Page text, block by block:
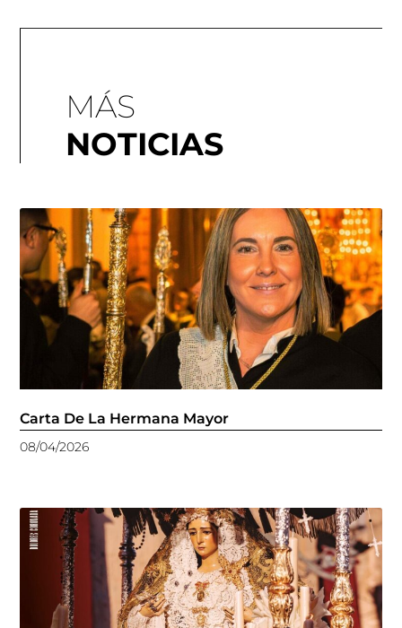
MÁS
NOTICIAS
Carta De La Hermana Mayor
08/04/2026